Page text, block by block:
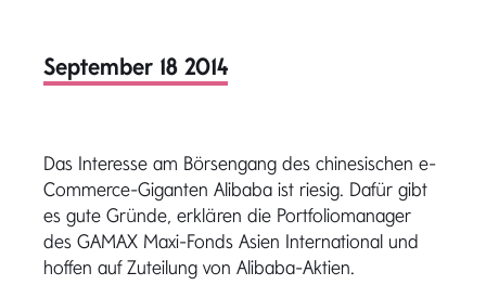
September 18 2014
Das Interesse am Börsengang des chinesischen e-
Commerce-Giganten Alibaba ist riesig. Dafür gibt
es gute Gründe, erklären die Portfoliomanager
des GAMAX Maxi-Fonds Asien International und
hoffen auf Zuteilung von Alibaba-Aktien.